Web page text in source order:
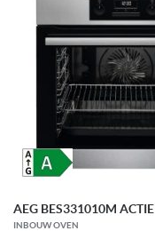
AEG BES331010M ACTIE
INBOUW OVEN